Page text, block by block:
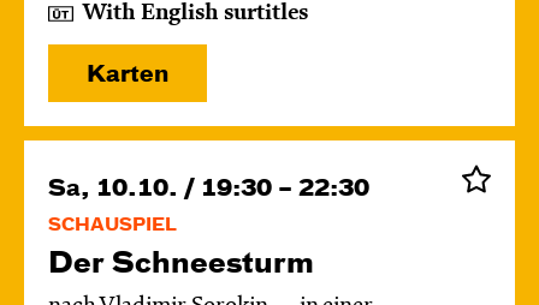
With English surtitles
Karten
Sa, 10.10. / 19:30 – 22:30
SCHAUSPIEL
Der Schnee­sturm